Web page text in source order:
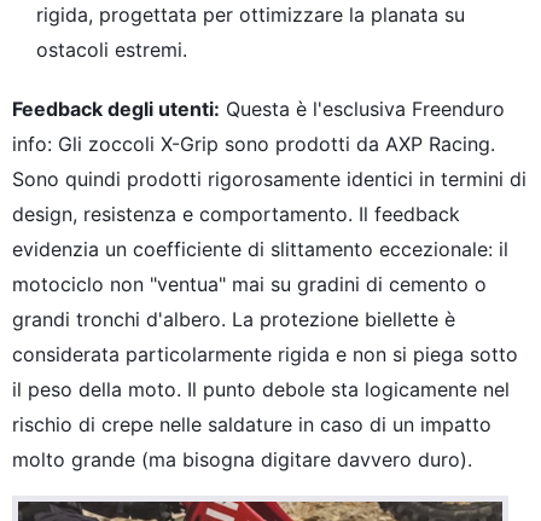
rigida, progettata per ottimizzare la planata su
ostacoli estremi.
Feedback degli utenti: Questa è l'esclusiva Freenduro
info: Gli zoccoli X-Grip sono prodotti da AXP Racing.
Sono quindi prodotti rigorosamente identici in termini di
design, resistenza e comportamento. Il feedback
evidenzia un coefficiente di slittamento eccezionale: il
motociclo non "ventua" mai su gradini di cemento o
grandi tronchi d'albero. La protezione biellette è
considerata particolarmente rigida e non si piega sotto
il peso della moto. Il punto debole sta logicamente nel
rischio di crepe nelle saldature in caso di un impatto
molto grande (ma bisogna digitare davvero duro).